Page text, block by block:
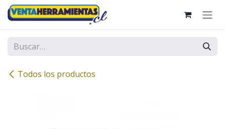
Ir al contenido
Todos los productos